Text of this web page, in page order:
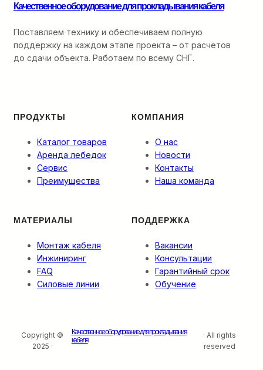
ввода
кабельную
канализацию
до
Качественное оборудование для прокладывания кабеля
Поставляем технику и обеспечиваем полную
поддержку на каждом этапе проекта – от расчётов
до сдачи объекта. Работаем по всему СНГ.
ПРОДУКТЫ
Каталог товаров
Аренда лебедок
Сервис
Преимущества
КОМПАНИЯ
О нас
Новости
Контакты
Наша команда
МАТЕРИАЛЫ
Монтаж кабеля
Инжиниринг
FAQ
Силовые линии
ПОДДЕРЖКА
Вакансии
Консультации
Гарантийный срок
Обучение
Copyright ©
2025 ·
Качественное оборудование для прокладывания
кабеля
· All rights
reserved